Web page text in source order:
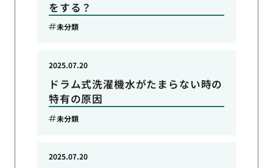
をする？
未分類
ドラム式洗濯機水がたまらない時の
特有の原因
2025.07.20
未分類
2025.07.20